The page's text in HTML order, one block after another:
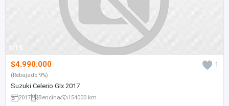
1/15
$4.990.000 1
(Rebajado 9%)
Suzuki Celerio Glx 2017
2017 Bencina 154000 km